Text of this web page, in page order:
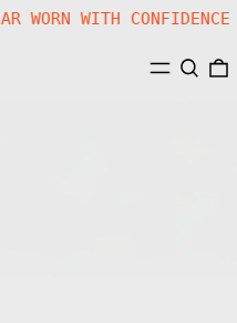
WORN WITH
MENUSEARCH